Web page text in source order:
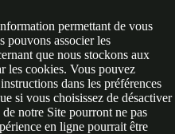
permettant de vous
pouvons associer les
que nous stockons aux
les cookies. Vous pouvez
dans les préférences
si vous choisissez de désactiver
notre Site pourront ne pas
en ligne pourrait être